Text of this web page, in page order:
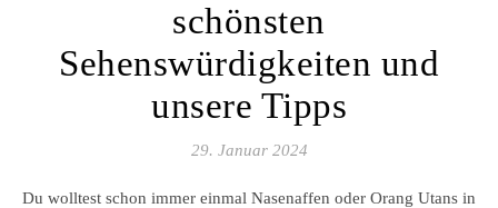
schönsten
Sehenswürdigkeiten und
unsere Tipps
29. Januar 2024
Du wolltest schon immer einmal Nasenaffen oder Orang Utans in